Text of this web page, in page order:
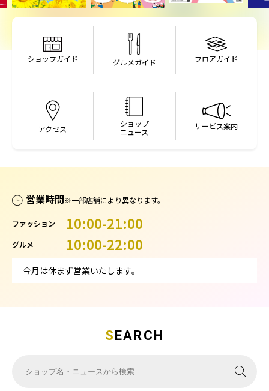
ショップガイド グルメガイド フロアガイド
アクセス
ショップ
ニュース
サービス案内
営業時間※一部店舗により異なります。
ファッション 10:00-21:00
グルメ 10:00-22:00
今月は休まず営業いたします。
SEARCH